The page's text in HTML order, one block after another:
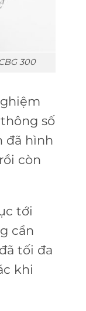
300
số
đã hình
còn
tới
cần
tối đa
khi